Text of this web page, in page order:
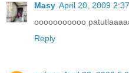
Masy April 20, 2009
ooooooooooo
Reply